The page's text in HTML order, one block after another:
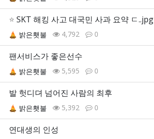
⭐ SKT 해킹 사고 대국민 사과 요약 ㄷ..jpg
밝은횃불 4,792 0
팬서비스가 좋은선수
밝은횃불 5,595 0
발 헛디뎌 넘어진 사람의 최후
밝은횃불 5,392 0
연대생의 인성